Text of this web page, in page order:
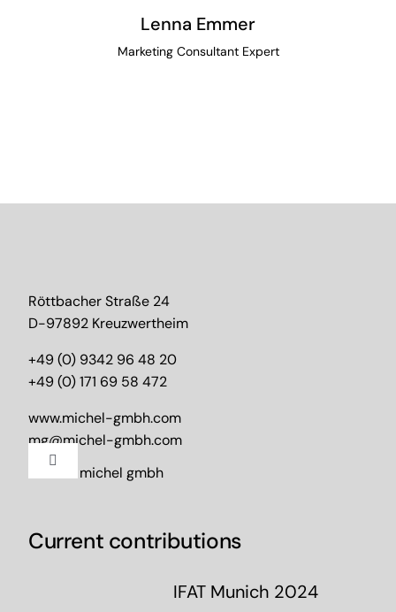
Lenna Emmer
Marketing Consultant Expert
Röttbacher Straße 24
D-97892 Kreuzwertheim
+49 (0) 9342 96 48 20
+49 (0) 171 69 58 472
www.michel-gmbh.com
mg@michel-gmbh.com
Toggle
2024 – michel gmbh
Current contributions
IFAT Munich 2024